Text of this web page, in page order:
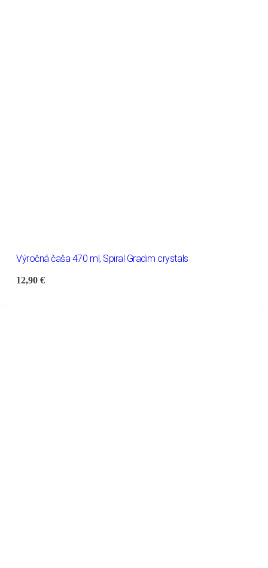
Výročná čaša 470 ml, Spiral Gradim crystals
12,90€